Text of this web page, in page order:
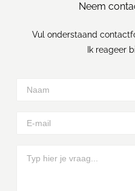
Neem
Vul onderstaand
Ik reageer